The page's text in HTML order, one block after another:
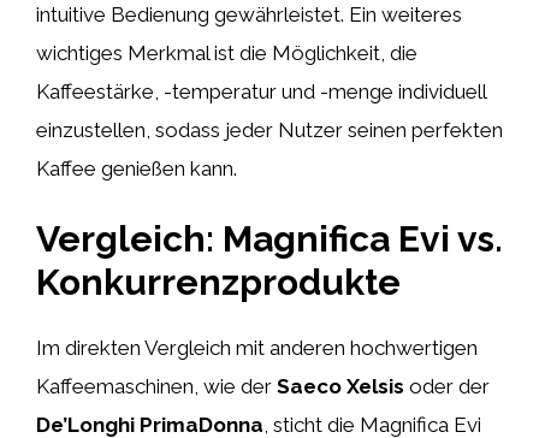
intuitive Bedienung gewährleistet. Ein weiteres
wichtiges Merkmal ist die Möglichkeit, die
Kaffeestärke, -temperatur und -menge individuell
einzustellen, sodass jeder Nutzer seinen perfekten
Kaffee genießen kann.
Vergleich: Magnifica Evi vs.
Konkurrenzprodukte
Im direkten Vergleich mit anderen hochwertigen
Kaffeemaschinen, wie der Saeco Xelsis oder der
De’Longhi PrimaDonna, sticht die Magnifica Evi